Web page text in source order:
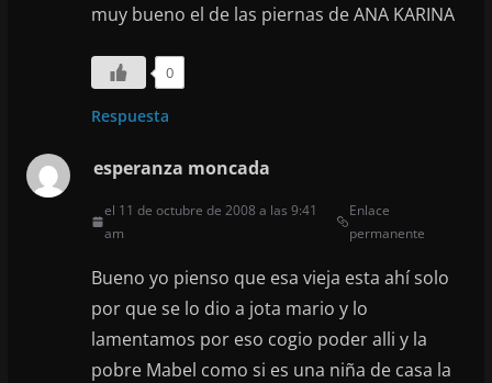
muy bueno el de las piernas de ANA KARINA
0
Respuesta
esperanza moncada
el 11 de octubre de 2008 a las 9:41
am
Enlace
permanente
Bueno yo pienso que esa vieja esta ahí solo
por que se lo dio a jota mario y lo
lamentamos por eso cogio poder alli y la
pobre Mabel como si es una niña de casa la